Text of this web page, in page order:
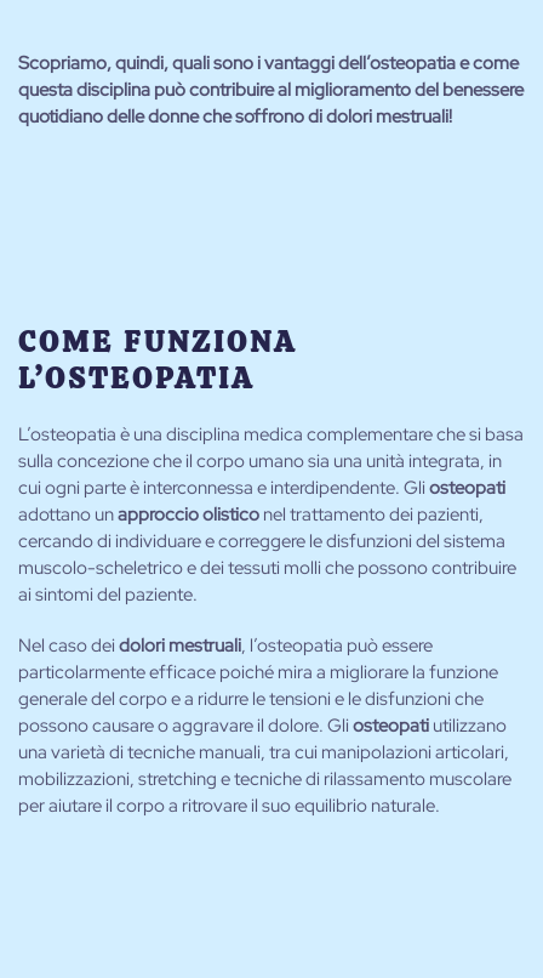
Scopriamo, quindi, quali sono i vantaggi dell’osteopatia e come
questa disciplina può contribuire al miglioramento del benessere
quotidiano delle donne che soffrono di dolori mestruali!
COME FUNZIONA
L’OSTEOPATIA
L’osteopatia è una disciplina medica complementare che si basa
sulla concezione che il corpo umano sia una unità integrata, in
cui ogni parte è interconnessa e interdipendente. Gli osteopati
adottano unapproccio olistico nel trattamento dei pazienti,
cercando di individuare e correggere le disfunzioni del sistema
muscolo-scheletrico e dei tessuti molli che possono contribuire
ai sintomi del paziente.
Nel caso dei dolori mestruali, l’osteopatia può essere
particolarmente efficace poiché mira a migliorare la funzione
generale del corpo e a ridurre le tensioni e le disfunzioni che
possono causare o aggravare il dolore. Gli osteopati utilizzano
una varietà di tecniche manuali, tra cui manipolazioni articolari,
mobilizzazioni, stretching e tecniche di rilassamento muscolare
per aiutare il corpo a ritrovare il suo equilibrio naturale.